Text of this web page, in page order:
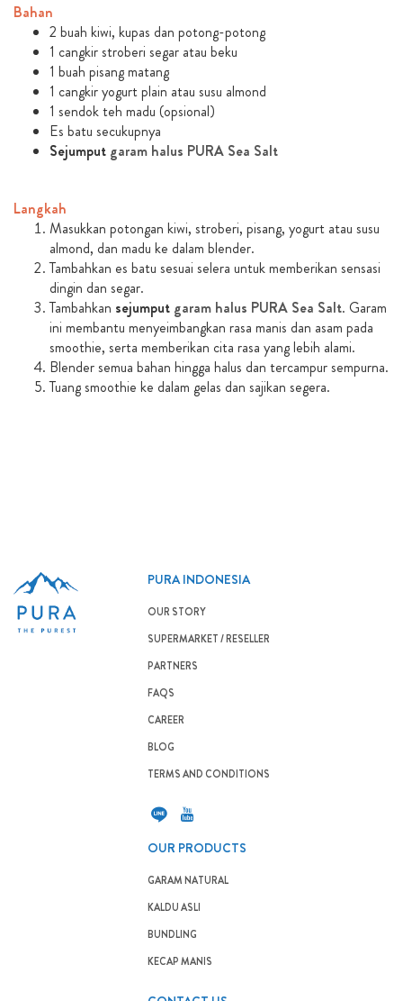
Bahan
2 buah kiwi, kupas dan potong-potong
1 cangkir stroberi segar atau beku
1 buah pisang matang
1 cangkir yogurt plain atau susu almond
1 sendok teh madu (opsional)
Es batu secukupnya
Sejumput garam halus PURA Sea Salt
Langkah
Masukkan potongan kiwi, stroberi, pisang, yogurt atau susu
almond, dan madu ke dalam blender.
Tambahkan es batu sesuai selera untuk memberikan sensasi
dingin dan segar.
Tambahkan sejumput garam halus PURA Sea Salt. Garam
ini membantu menyeimbangkan rasa manis dan asam pada
smoothie, serta memberikan cita rasa yang lebih alami.
Blender semua bahan hingga halus dan tercampur sempurna.
Tuang smoothie ke dalam gelas dan sajikan segera.
PURA INDONESIA
OUR STORY
SUPERMARKET / RESELLER
PARTNERS
FAQS
CAREER
BLOG
TERMS AND CONDITIONS
OUR PRODUCTS
GARAM NATURAL
KALDU ASLI
BUNDLING
KECAP MANIS